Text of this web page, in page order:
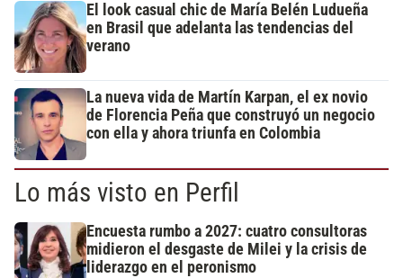
El look casual chic de María Belén Ludueña
en Brasil que adelanta las tendencias del
verano
La nueva vida de Martín Karpan, el ex novio
de Florencia Peña que construyó un negocio
con ella y ahora triunfa en Colombia
Lo más visto en Perfil
Encuesta rumbo a 2027: cuatro consultoras
midieron el desgaste de Milei y la crisis de
liderazgo en el peronismo